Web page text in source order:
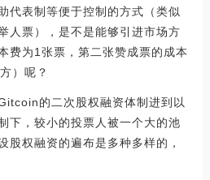
代表制等便于控制的方式（类似
人票），是不是能够引进市场方
费为1张票，第二张赞成票的成本
）呢？
的二次股权融资体制进到以
下，较小的投票人被一个大的池
股权融资的遍布是多种多样的，